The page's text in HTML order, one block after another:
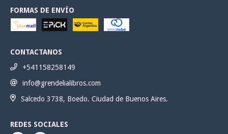
FORMAS DE ENVÍO
CONTACTANOS
+541158258149
info@grendelialibros.com
Salcedo 3738, Boedo. Ciudad de Buenos Aires.
REDES SOCIALES